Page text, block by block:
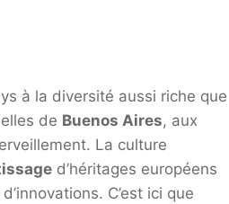
à la diversité aussi riche que
de Buenos Aires, aux
La culture
d’héritages européens
C’est ici que